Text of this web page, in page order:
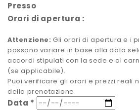
Presso
Orari di apertura :
Attenzione: Gli orari di apertura e i
possono variare in base alla data
accordi stipulati con la sede e al
(se applicabile).
Puoi verificare gli orari e prezzi reali
della prenotazione.
Data *